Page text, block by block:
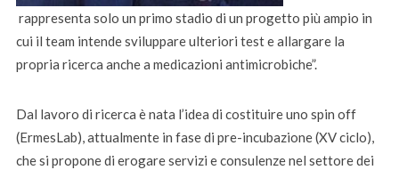
rappresenta solo un primo stadio di un progetto più ampio in
cui il team intende sviluppare ulteriori test e allargare la
propria ricerca anche a medicazioni antimicrobiche”.
Dal lavoro di ricerca è nata l’idea di costituire uno spin off
(ErmesLab), attualmente in fase di pre-incubazione (XV ciclo),
che si propone di erogare servizi e consulenze nel settore dei